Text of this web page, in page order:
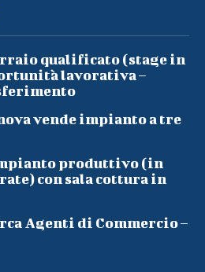
qualificato (stage in
lavorativa –
vende impianto a tre
produttivo (in
con sala cottura in
Agenti di Commercio –